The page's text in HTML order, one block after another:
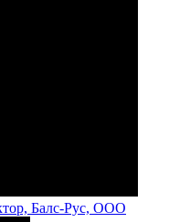
Балс-Рус, ООО